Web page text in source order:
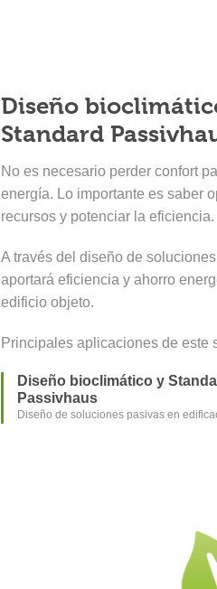
Diseño
Standard
No es necesario perder confort
energía. Lo importante es saber
recursos y potenciar la eficiencia.
A través del diseño de
aportará eficiencia y ahorro
edificio objeto.
Principales aplicaciones de este
Diseño bioclimático y
Passivhaus
Diseño de soluciones pasivas en